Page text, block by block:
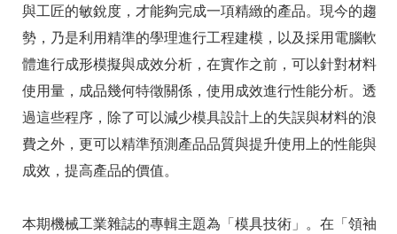
與工匠的敏銳度，才能夠完成一項精緻的產品。現今的趨
勢，乃是利用精準的學理進行工程建模，以及採用電腦軟
體進行成形模擬與成效分析，在實作之前，可以針對材料
使用量，成品幾何特徵關係，使用成效進行性能分析。透
過這些程序，除了可以減少模具設計上的失誤與材料的浪
費之外，更可以精準預測產品品質與提升使用上的性能與
成效，提高產品的價值。
本期機械工業雜誌的專輯主題為「模具技術」。在「領袖